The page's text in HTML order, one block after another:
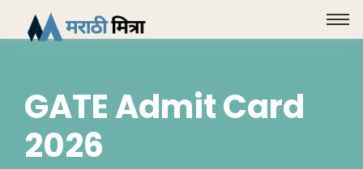
GATE Admit Card
2026